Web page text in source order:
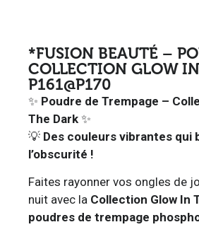
*FUSION BEAUTÉ –
COLLECTION GLOW
P161@P170
✨ Poudre de Trempage –
The Dark ✨
💡 Des couleurs vibrantes qui
l’obscurité !
Faites rayonner vos ongles de
nuit avec la Collection Glow In
poudres de trempage